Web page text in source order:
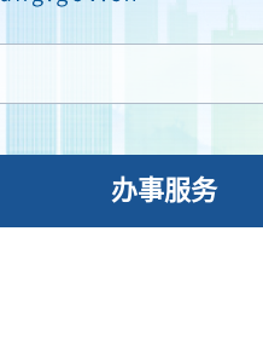
办事服务